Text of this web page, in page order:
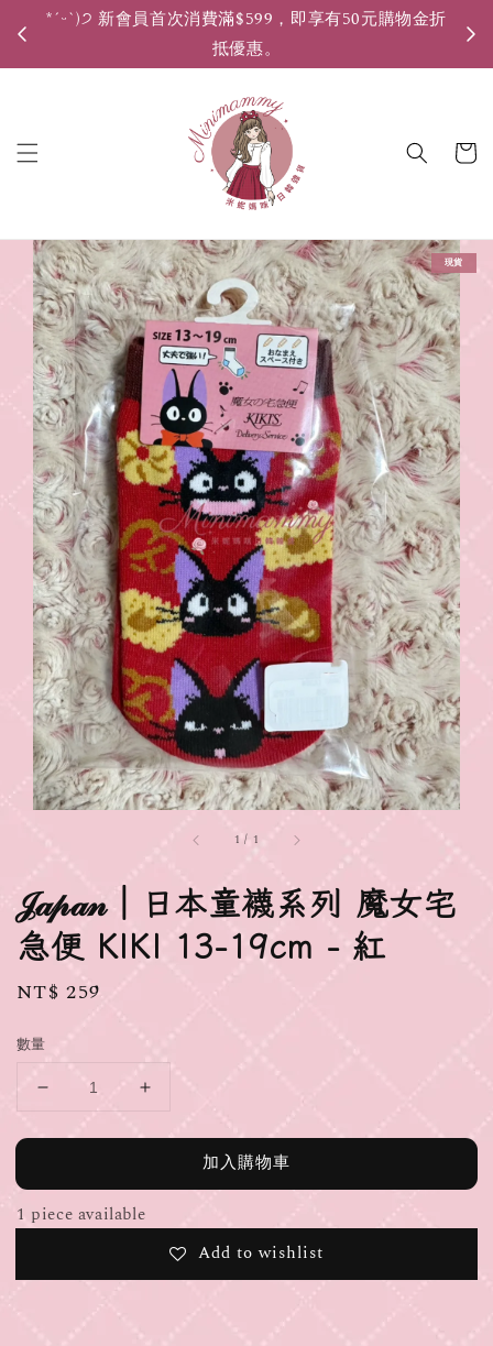
*ˊᵕˋ)੭ 新會員首次消費滿$599，即享有50元購物金折
抵優惠。
1 / 1
現貨
𝒥𝒶𝓅𝒶𝓃｜日本童襪系列 魔女宅
急便 KIKI 13-19cm - 紅
Regular
NT$ 259
數量
加入購物車
1 piece available
Add to wishlist